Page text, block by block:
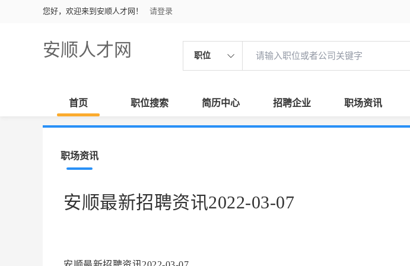
您好，欢迎来到安顺人才网！ 请登录
安顺人才网 职位
首页 职位搜索 简历中心 招聘企业 职场资讯
职场资讯
安顺最新招聘资讯2022-03-07